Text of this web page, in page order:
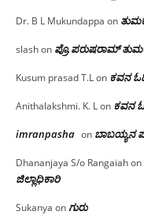
Dr. B L Mukundappa on
slashon ಪ್ರೊ.ಪರುಷರಾಮ್
Kusum prasad T.Lon ಕವನ
Anithalakshmi. K. Lon ಕವನ
imranpasha on ಬಾಬಯ್ಯನ
Dhananjaya S/o Rangaiahon
ಜಿಲ್ಲಾಧಿಕಾರಿ
Sukanya onಗುರು